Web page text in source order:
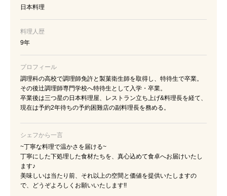
日本料理
料理人歴
9年
プロフィール
調理科の高校で調理師免許と製菓衛生師を取得し、特待生で卒業。
その後辻調理師専門学校へ特待生として入学・卒業。
卒業後は三つ星の日本料理屋、レストラン立ち上げ&料理長を経て、
現在は予約2年待ちの予約困難店の副料理長を務める。
シェフから一言
~丁寧な料理で温かさを届ける~
丁寧にした下処理した食材たちを、真心込めて食卓へお届けいたし
ます♪
美味しいは当たり前、それ以上の空間と価値を提供いたしますの
で、どうぞよろしくお願いいたします!!